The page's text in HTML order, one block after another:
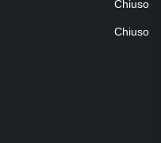
Chiuso
Chiuso